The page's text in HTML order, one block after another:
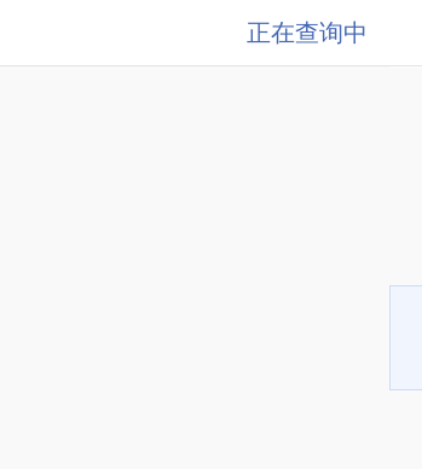
正在查询中